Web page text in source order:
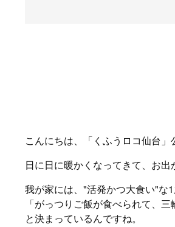
こんにちは、「くふうロコ仙台」
日に日に暖かくなってきて、お出
我が家には、"活発かつ大食い"な
「がっつりご飯が食べられて、
と決まっているんですね。